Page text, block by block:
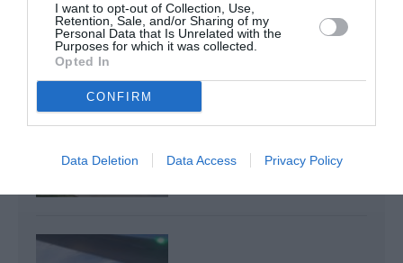
I want to opt-out of Collection, Use,
Retention, Sale, and/or Sharing of my
Personal Data that Is Unrelated with the
Purposes for which it was collected.
Opted In
CONFIRM
Data Deletion Data Access Privacy Policy
LIRE AUSSI
DÉPLOIE SA NOUVELLE
GÉOSPATIALE...